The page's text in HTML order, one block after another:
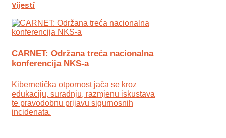
Vijesti
CARNET: Održana treća nacionalna
konferencija NKS-a
Kibernetička otpornost jača se kroz
edukaciju, suradnju, razmjenu iskustava
te pravodobnu prijavu sigurnosnih
incidenata.